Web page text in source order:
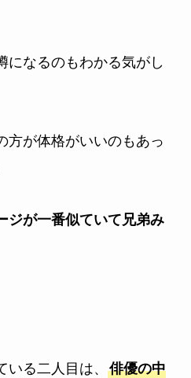
になるのもわかる気がし
方が体格がいいのもあっ
ジが一番似ていて兄弟み
る二人目は、 俳優の中